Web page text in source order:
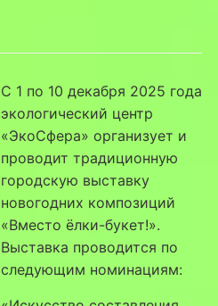
С 1 по 10 декабря 2025 года
экологический центр
«ЭкоСфера» организует и
проводит традиционную
городскую выставку
новогодних композиций
«Вместо ёлки-букет!».
Выставка проводится по
следующим номинациям: